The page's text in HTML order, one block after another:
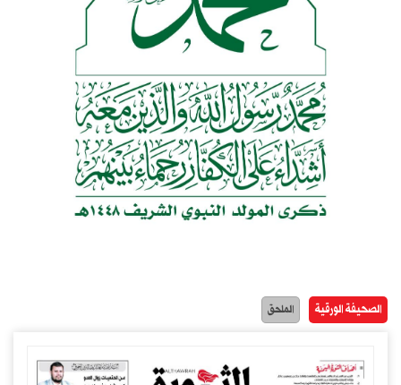
الصحيفة الورقية الملحق